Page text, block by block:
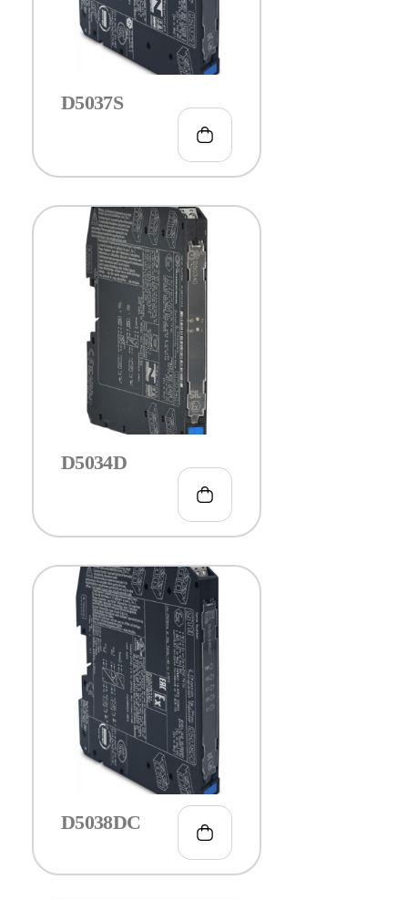
D5037S
99.00
D5034D
246.00
D5038DC